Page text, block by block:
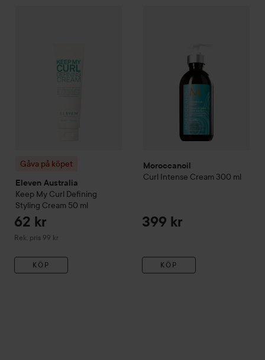
Gåva på köpet
Eleven Australia
Keep My Curl Defining
Styling Cream 50 ml
62 kr
Rek. pris 99 kr
Rekommenderat pris 99 kr
KÖP
Moroccanoil
Curl Intense Cream 300 ml
399 kr
KÖP